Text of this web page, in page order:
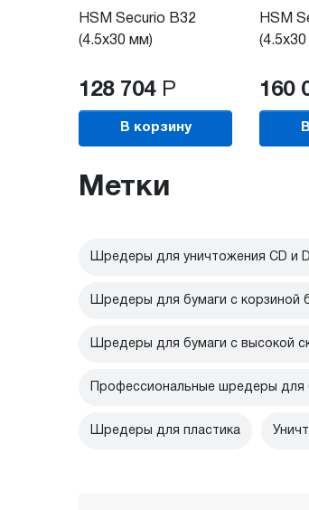
HSM Securio B32
(4.5х30 мм)
128 704 Р
В корзину
HSM
160
Метки
Шредеры для уничтожения CD и
Шредеры для бумаги с корзиной
Шредеры для бумаги с высокой
Профессиональные шредеры для
Шредеры для пластика